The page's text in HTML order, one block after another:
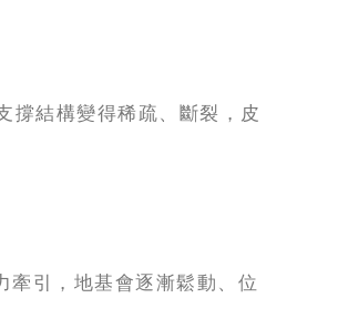
撐結構變得稀疏、斷裂，皮
牽引，地基會逐漸鬆動、位